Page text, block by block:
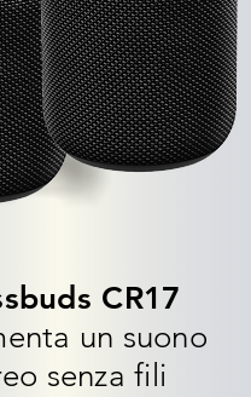
CR17
un suono
senza fili